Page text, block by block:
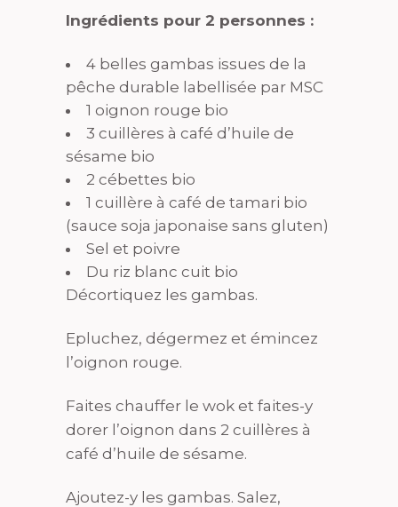
Ingrédients pour 2 personnes :
4 belles gambas issues de la
pêche durable labellisée par MSC
1 oignon rouge bio
3 cuillères à café d’huile de
sésame bio
2 cébettes bio
1 cuillère à café de tamari bio
(sauce soja japonaise sans gluten)
Sel et poivre
Du riz blanc cuit bio
Décortiquez les gambas.
Epluchez, dégermez et émincez
l’oignon rouge.
Faites chauffer le wok et faites-y
dorer l’oignon dans 2 cuillères à
café d’huile de sésame.
Ajoutez-y les gambas. Salez,